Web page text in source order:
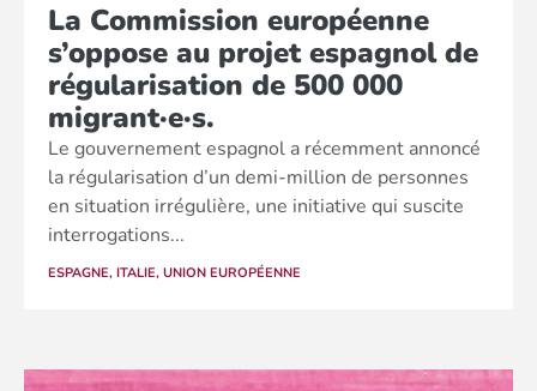
La Commission européenne
s’oppose au projet espagnol de
régularisation de 500 000
migrant·e·s.
Le gouvernement espagnol a récemment annoncé
la régularisation d’un demi-million de personnes
en situation irrégulière, une initiative qui suscite
interrogations...
ESPAGNE, ITALIE, UNION EUROPÉENNE